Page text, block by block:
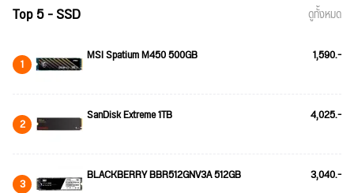
Top 5 - SSD ดูทั้งหมด
1 MSI Spatium M450 500GB 1,590.-
2 SanDisk Extreme 1TB 4,025.-
3 BLACKBERRY BBR512GNV3A 512GB 3,040.-